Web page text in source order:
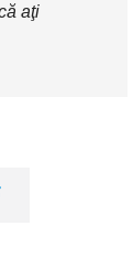
aţi